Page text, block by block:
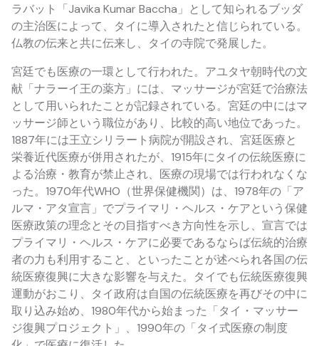
ラバット「Javika Kumar Baccha」として知られるブッダ
の主治医によって、タイに導入されたと信じられている。
仏教の伝来と共に伝来し、タイの寺院で発展した。
宮廷でも医療の一環として行われた。アユタヤ朝時代の文
献「ナラーイ王の薬方」には、マッサージが宮廷で治療法
として用いられたことが記録されている。宮廷の中にはマ
ッサージ師という職位があり、比較的高い地位であった。
1887年には王立シリラート病院が開設され、宮廷医療と
栄養近代医療が併用されたが、1915年にタイの伝統医療に
よる治療・教育が禁止され、医療の現場では行われなくな
った。1970年代WHO（世界保健機関）は、1978年の「ア
ルマ・アタ宣言」でプライマリ・ヘルス・ケアという保健
医療政策の理念とその目指すべき方向性を示し、宣言では
プライマリ・ヘルス・ケアに必要であるならば伝統的治療
者の力も利用すること、といったことが述べられ各国の伝
統医療復興に大きな影響を与えた。タイでも伝統医療復興
運動がおこり、タイ政府は自国の伝統医療を再びその中に
取り込み始め、1980年代から始まった「タイ・マッサー
ジ復興プロジェクト」、1990年の「タイ式医療の制度